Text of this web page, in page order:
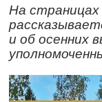
На страницах
и об осенних